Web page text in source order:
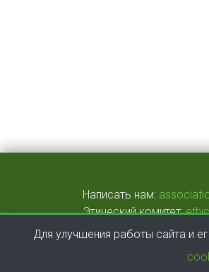
Написать нам:
Этический комитет:
Сертификационный
Для улучшения работы сайта и